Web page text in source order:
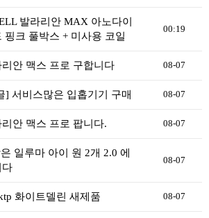
발라리안 MAX 아노다이
핑크 풀박스 + 미사용 코일
00:19
리안 맥스 프로 구합니다 08-07
] 서비스많은 입홉기기 구매 08-07
리안 맥스 프로 팝니다. 08-07
일루마 아이 원 2개 2.0 에
다
08-07
화이트델린 새제품 08-07